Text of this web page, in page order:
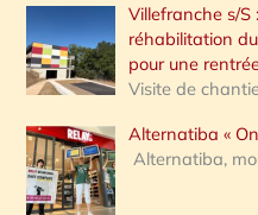
Villefranche s/
réhabilitation
pour une
Visite de
Alternatiba «
Alternatiba,